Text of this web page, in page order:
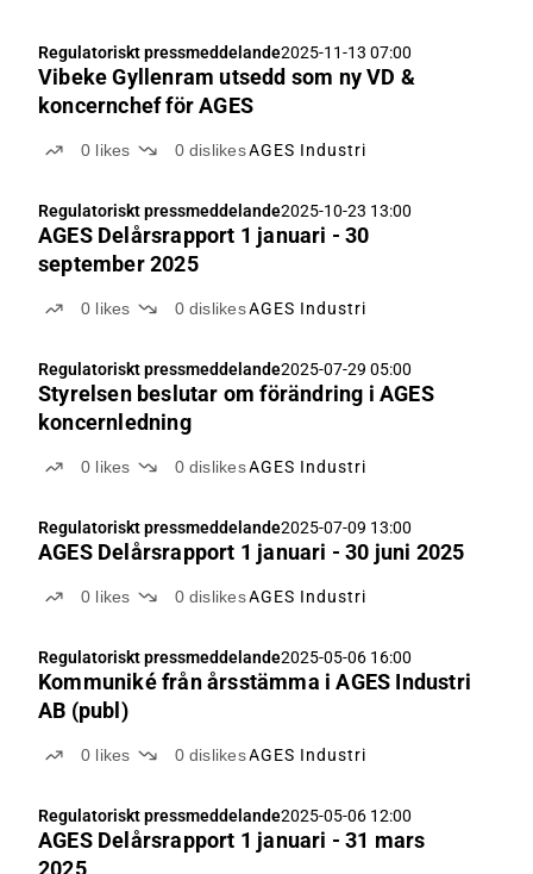
Regulatoriskt pressmeddelande2025-11-13 07:00
Vibeke Gyllenram utsedd som ny VD &
koncernchef för AGES
0 likes 0 dislikesAGES Industri
Regulatoriskt pressmeddelande2025-10-23 13:00
AGES Delårsrapport 1 januari - 30
september 2025
0 likes 0 dislikesAGES Industri
Regulatoriskt pressmeddelande2025-07-29 05:00
Styrelsen beslutar om förändring i AGES
koncernledning
0 likes 0 dislikesAGES Industri
Regulatoriskt pressmeddelande2025-07-09 13:00
AGES Delårsrapport 1 januari - 30 juni 2025
0 likes 0 dislikesAGES Industri
Regulatoriskt pressmeddelande2025-05-06 16:00
Kommuniké från årsstämma i AGES Industri
AB (publ)
0 likes 0 dislikesAGES Industri
Regulatoriskt pressmeddelande2025-05-06 12:00
AGES Delårsrapport 1 januari - 31 mars
2025